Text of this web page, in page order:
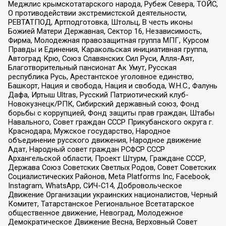
Меджлис крымскотатарского народа, Рубеж Севера, ТОЙС,
О противодействии экстремистской деятельности,
РЕВТАТПОД, Артподготовка, Штольц, В честь иконы
Божией Матери Державная, Сектор 16, Независимость,
Фирма, Молодежная правозащитная группа МПГ, Курсом
Правды и Единения, Каракольская инициативная группа,
Автоград Крю, Союз Славянских Сил Руси, Алля-Аят,
Благотворительный пансионат Ак Умут, Русская
республика Русь, Арестантское уголовное единство,
Башкорт, Нация и свобода, Нация и свобода, W.H.С., Фалунь
Дафа, Иртыш Ultras, Русский Патриотический клуб-
Новокузнецк/РПК, Сибирский державный союз, Фонд
борьбы с коррупцией, Фонд защиты прав граждан, Штабы
Навального, Совет граждан СССР Прикубанского округа г.
Краснодара, Мужское государство, Народное
объединение русского движения, Народное движение
Адат, Народный совет граждан РСФСР СССР
Архангельской области, Проект Штурм, Граждане СССР,
Держава Союз Советских Светлых Родов, Совет Советских
Социалистических Районов, Meta Platforms Inc, Facebook,
Instagram, WhatsApp, СИЧ-С14, Добровольческое
Движение Организации украинских националистов, Черный
Комитет, Татарстанское Региональное Всетатарское
общественное движение, Невоград, Молодежное
Демократическое Движение Весна, Верховный Совет